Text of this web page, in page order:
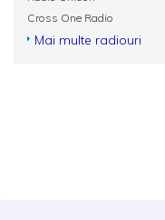
Cross One Radio
Mai multe radiouri